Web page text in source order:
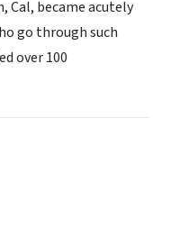
Cal, became acutely
go through such
over 100